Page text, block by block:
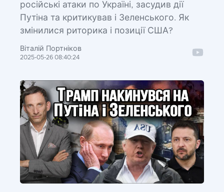
російські атаки по Україні, засудив дії
Путіна та критикував і Зеленського. Як
змінилися риторика і позиції США?
Віталій Портніков
2025-05-26 08:40:24